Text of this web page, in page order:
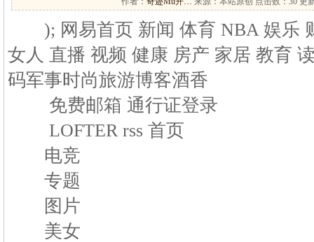
); 网易首页 新闻 体育 NBA 娱乐
女人 直播 视频 健康 房产 家居 教育
码军事时尚旅游博客酒香
免费邮箱 通行证登录
LOFTER rss 首页
电竞
专题
图片
美女